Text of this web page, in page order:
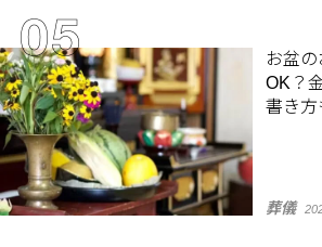
お盆の
OK？
書き方
葬儀